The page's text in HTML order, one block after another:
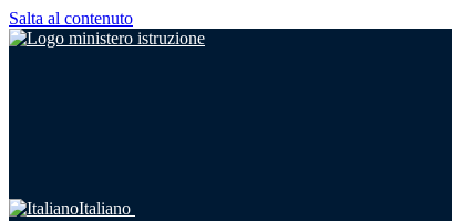
Salta al contenuto
Italiano